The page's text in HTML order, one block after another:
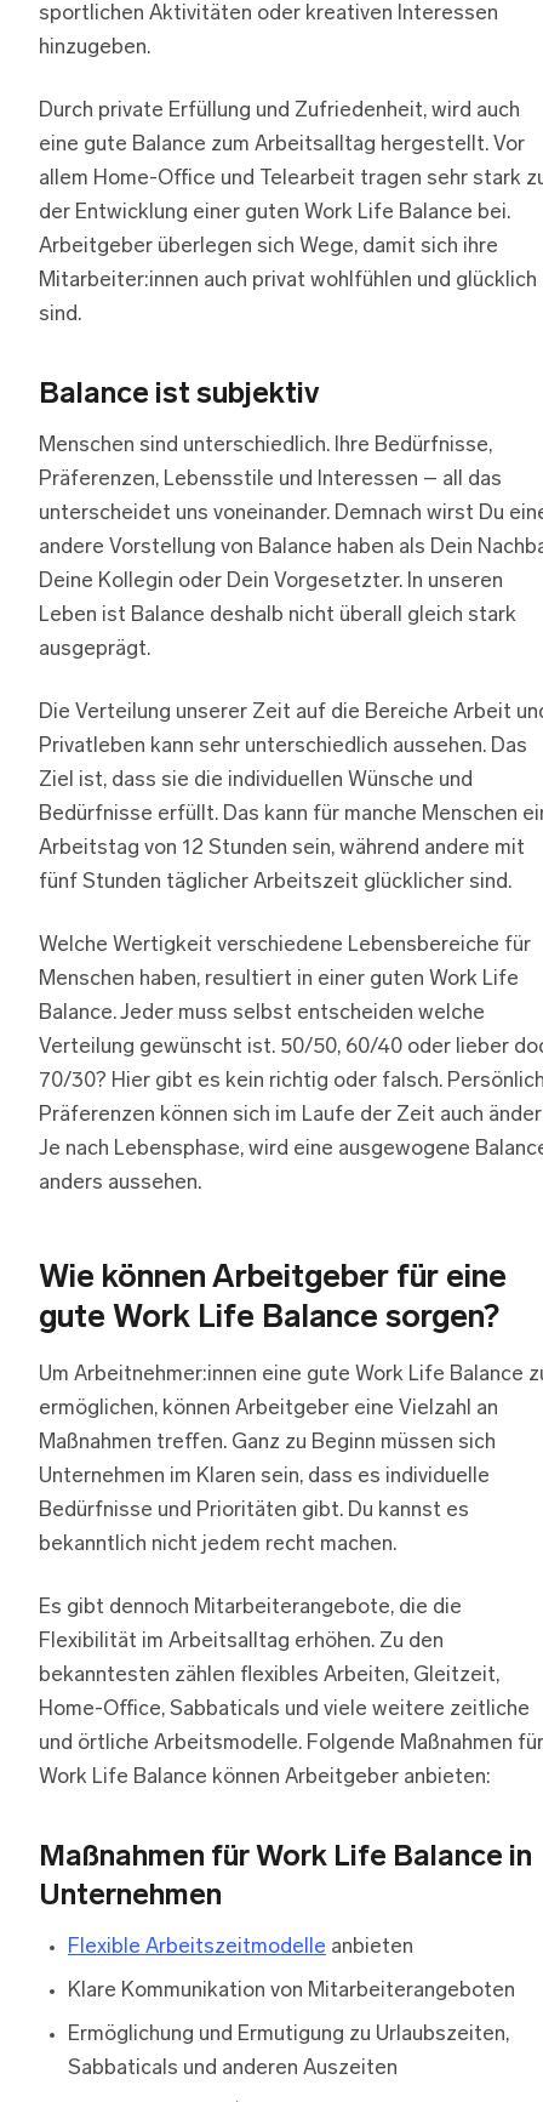
sportlichen Aktivitäten oder kreativen Interessen
hinzugeben.
Durch private Erfüllung und Zufriedenheit, wird auch
eine gute Balance zum Arbeitsalltag hergestellt. Vor
allem Home-Office und Telearbeit tragen sehr stark
der Entwicklung einer guten Work Life Balance bei.
Arbeitgeber überlegen sich Wege, damit sich ihre
Mitarbeiter:innen auch privat wohlfühlen und glücklich
sind.
Balance ist subjektiv
Menschen sind unterschiedlich. Ihre Bedürfnisse,
Präferenzen, Lebensstile und Interessen – all das
unterscheidet uns voneinander. Demnach wirst Du
andere Vorstellung von Balance haben als Dein
Deine Kollegin oder Dein Vorgesetzter. In unseren
Leben ist Balance deshalb nicht überall gleich stark
ausgeprägt.
Die Verteilung unserer Zeit auf die Bereiche Arbeit
Privatleben kann sehr unterschiedlich aussehen. Das
Ziel ist, dass sie die individuellen Wünsche und
Bedürfnisse erfüllt. Das kann für manche Menschen
Arbeitstag von 12 Stunden sein, während andere mit
fünf Stunden täglicher Arbeitszeit glücklicher sind.
Welche Wertigkeit verschiedene Lebensbereiche für
Menschen haben, resultiert in einer guten Work Life
Balance. Jeder muss selbst entscheiden welche
Verteilung gewünscht ist. 50/50, 60/40 oder lieber
70/30? Hier gibt es kein richtig oder falsch.
Präferenzen können sich im Laufe der Zeit auch
Je nach Lebensphase, wird eine ausgewogene
anders aussehen.
Wie können Arbeitgeber für eine
gute Work Life Balance sorgen?
Um Arbeitnehmer:innen eine gute Work Life Balance
ermöglichen, können Arbeitgeber eine Vielzahl an
Maßnahmen treffen. Ganz zu Beginn müssen sich
Unternehmen im Klaren sein, dass es individuelle
Bedürfnisse und Prioritäten gibt. Du kannst es
bekanntlich nicht jedem recht machen.
Es gibt dennoch Mitarbeiterangebote, die die
Flexibilität im Arbeitsalltag erhöhen. Zu den
bekanntesten zählen flexibles Arbeiten, Gleitzeit,
Home-Office, Sabbaticals und viele weitere zeitliche
und örtliche Arbeitsmodelle. Folgende Maßnahmen für
Work Life Balance können Arbeitgeber anbieten:
Maßnahmen für Work Life Balance in
Unternehmen
Flexible Arbeitszeitmodelle anbieten
Klare Kommunikation von Mitarbeiterangeboten
Ermöglichung und Ermutigung zu Urlaubszeiten,
Sabbaticals und anderen Auszeiten